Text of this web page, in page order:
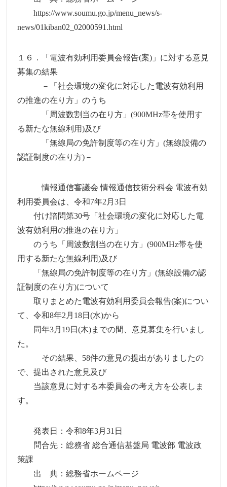
https://www.soumu.go.jp/menu_news/s-
news/01kiban02_02000591.html
１６．「電波有効利用委員会報告(案)」に対する意見
募集の結果
－「社会環境の変化に対応した電波有効利用
の推進の在り方」のうち
「周波数割当の在り方」(900MHz帯を使用す
る新たな無線利用)及び
「無線局の免許制度等の在り方」(無線設備の
認証制度の在り方)－
情報通信審議会 情報通信技術分科会 電波有効
利用委員会は、令和7年2月3日
付け諮問第30号「社会環境の変化に対応した電
波有効利用の推進の在り方」
のうち「周波数割当の在り方」(900MHz帯を使
用する新たな無線利用)及び
「無線局の免許制度等の在り方」(無線設備の認
証制度の在り方)について
取りまとめた電波有効利用委員会報告(案)につい
て、令和8年2月18日(水)から
同年3月19日(木)までの間、意見募集を行いまし
た。
その結果、58件の意見の提出がありましたの
で、提出された意見及び
当該意見に対する本委員会の考え方を公表しま
す。
発表日：令和8年3月31日
問合先：総務省 総合通信基盤局 電波部 電波政
策課
出 典：総務省ホームページ